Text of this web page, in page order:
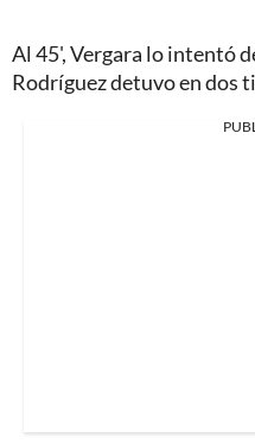
Al 45', Vergara lo intentó
Rodríguez detuvo en dos